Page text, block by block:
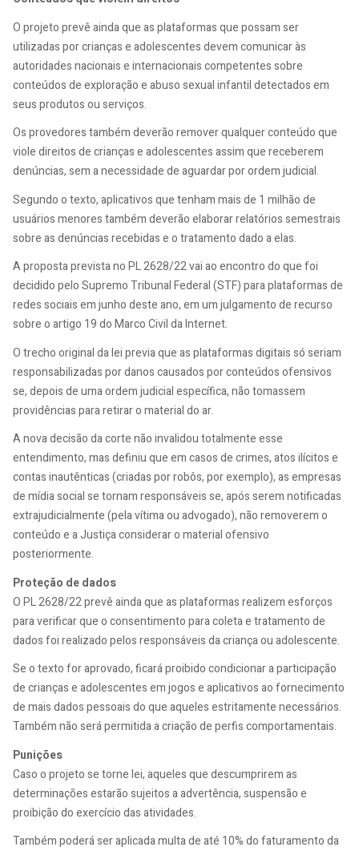
O projeto prevê ainda que as plataformas que possam ser
utilizadas por crianças e adolescentes devem comunicar às
autoridades nacionais e internacionais competentes sobre
conteúdos de exploração e abuso sexual infantil detectados em
seus produtos ou serviços.
Os provedores também deverão remover qualquer conteúdo que
viole direitos de crianças e adolescentes assim que receberem
denúncias, sem a necessidade de aguardar por ordem judicial.
Segundo o texto, aplicativos que tenham mais de 1 milhão de
usuários menores também deverão elaborar relatórios semestrais
sobre as denúncias recebidas e o tratamento dado a elas.
A proposta prevista no PL 2628/22 vai ao encontro do que foi
decidido pelo Supremo Tribunal Federal (STF) para plataformas de
redes sociais em junho deste ano, em um julgamento de recurso
sobre o artigo 19 do Marco Civil da Internet.
O trecho original da lei previa que as plataformas digitais só seriam
responsabilizadas por danos causados por conteúdos ofensivos
se, depois de uma ordem judicial específica, não tomassem
providências para retirar o material do ar.
A nova decisão da corte não invalidou totalmente esse
entendimento, mas definiu que em casos de crimes, atos ilícitos e
contas inautênticas (criadas por robôs, por exemplo), as empresas
de mídia social se tornam responsáveis se, após serem notificadas
extrajudicialmente (pela vítima ou advogado), não removerem o
conteúdo e a Justiça considerar o material ofensivo
posteriormente.
Proteção de dados
O PL 2628/22 prevê ainda que as plataformas realizem esforços
para verificar que o consentimento para coleta e tratamento de
dados foi realizado pelos responsáveis da criança ou adolescente.
Se o texto for aprovado, ficará proibido condicionar a participação
de crianças e adolescentes em jogos e aplicativos ao fornecimento
de mais dados pessoais do que aqueles estritamente necessários.
Também não será permitida a criação de perfis comportamentais.
Punições
Caso o projeto se torne lei, aqueles que descumprirem as
determinações estarão sujeitos a advertência, suspensão e
proibição do exercício das atividades.
Também poderá ser aplicada multa de até 10% do faturamento da